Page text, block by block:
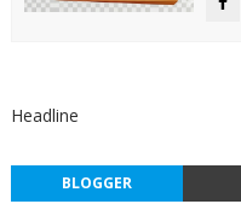
Headline
BLOGGER